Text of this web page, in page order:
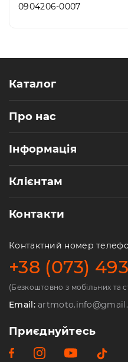
0904206-0007
Каталог
Про нас
Інформація
Клієнтам
Контакти
Контактний номер
+38 (073)
(Безкоштовно з мобільних та
Email:
Приєднуйтесь